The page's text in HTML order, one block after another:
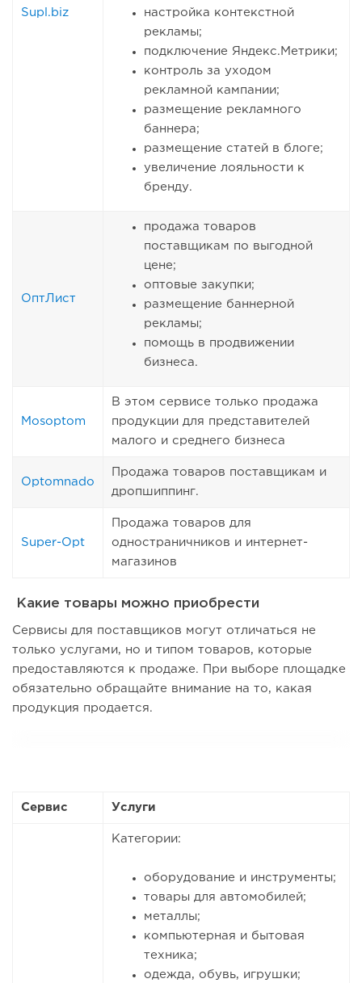
Supl.biz
настройка контекстной
рекламы;
подключение Яндекс.Метрики;
контроль за уходом
рекламной кампании;
размещение рекламного
баннера;
размещение статей в блоге;
увеличение лояльности к
бренду.
ОптЛист
продажа товаров
поставщикам по выгодной
цене;
оптовые закупки;
размещение баннерной
рекламы;
помощь в продвижении
бизнеса.
Mosoptom
В этом сервисе только продажа
продукции для представителей
малого и среднего бизнеса
Optomnado
Продажа товаров поставщикам и
дропшиппинг.
Super-Opt
Продажа товаров для
одностраничников и интернет-
магазинов
Какие товары можно приобрести
Сервисы для поставщиков могут отличаться не
только услугами, но и типом товаров, которые
предоставляются к продаже. При выборе площадке
обязательно обращайте внимание на то, какая
продукция продается.
Сервис Услуги
Категории:
оборудование и инструменты;
товары для автомобилей;
металлы;
компьютерная и бытовая
техника;
одежда, обувь, игрушки;